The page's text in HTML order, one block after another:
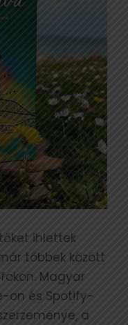
ihlettek
többek között
Magyar
on és Spotify-
a